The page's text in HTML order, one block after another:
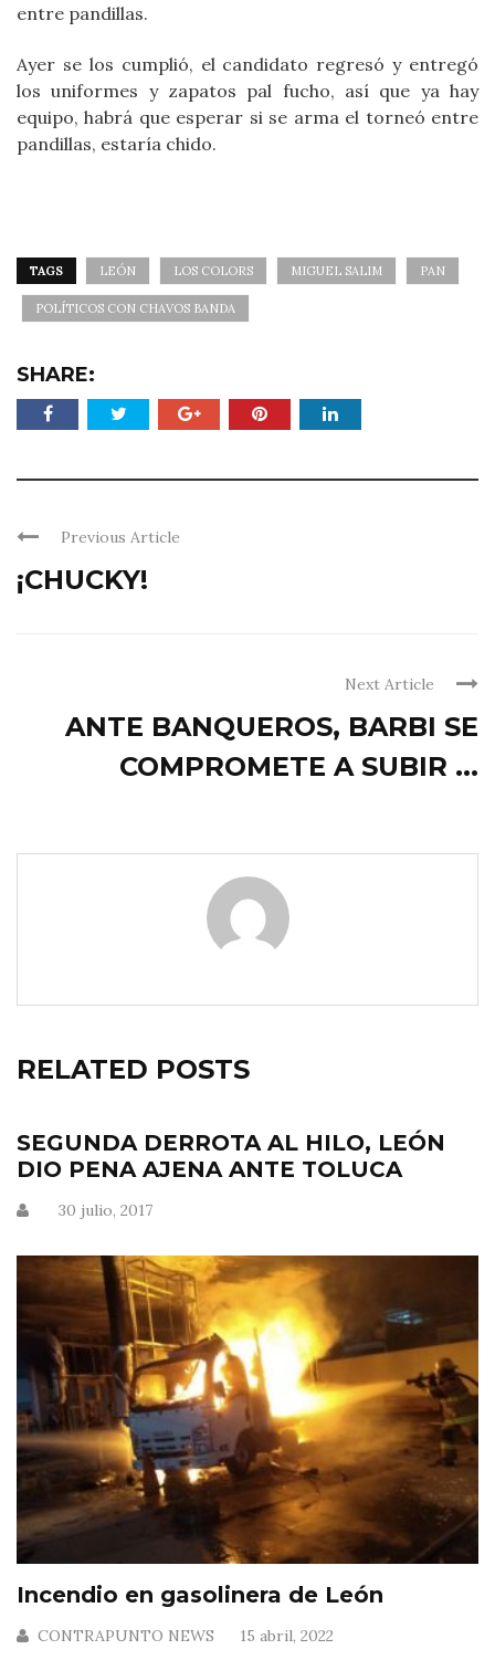
entre pandillas.
Ayer se los cumplió, el candidato regresó y entregó
los uniformes y zapatos pal fucho, así que ya hay
equipo, habrá que esperar si se arma el torneó entre
pandillas, estaría chido.
TAGS LEÓN LOS COLORS MIGUEL SALIM PAN
POLÍTICOS CON CHAVOS BANDA
SHARE:
Previous Article
¡CHUCKY!
Next Article
ANTE BANQUEROS, BARBI SE
COMPROMETE A SUBIR ...
RELATED POSTS
SEGUNDA DERROTA AL HILO, LEÓN
DIO PENA AJENA ANTE TOLUCA
30 julio, 2017
Incendio en gasolinera de León
CONTRAPUNTO NEWS 15 abril, 2022